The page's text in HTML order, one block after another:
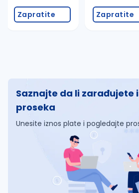
Zapratite Zapratite
Saznajte da li zarađujete
proseka
Unesite iznos plate i pogledajte